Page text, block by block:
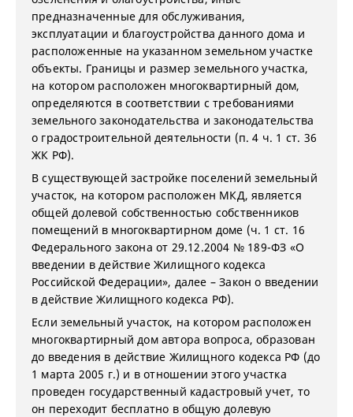
предназначенные для обслуживания,
эксплуатации и благоустройства данного дома и
расположенные на указанном земельном участке
объекты. Границы и размер земельного участка,
на котором расположен многоквартирный дом,
определяются в соответствии с требованиями
земельного законодательства и законодательства
о градостроительной деятельности (п. 4 ч. 1 ст. 36
ЖК РФ).
В существующей застройке поселений земельный
участок, на котором расположен МКД, является
общей долевой собственностью собственников
помещений в многоквартирном доме (ч. 1 ст. 16
Федерального закона от 29.12.2004 № 189-ФЗ «О
введении в действие Жилищного кодекса
Российской Федерации», далее – Закон о введении
в действие Жилищного кодекса РФ).
Если земельный участок, на котором расположен
многоквартирный дом автора вопроса, образован
до введения в действие Жилищного кодекса РФ (до
1 марта 2005 г.) и в отношении этого участка
проведен государственный кадастровый учет, то
он переходит бесплатно в общую долевую